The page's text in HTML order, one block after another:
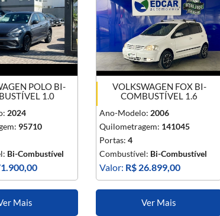
POLO BI-
1.0
2024
95710
Bi-Combustível
Mais
VOLKSWAGEN FOX BI-
COMBUSTÍVEL 1.6
Ano-Modelo: 2006
Quilometragem: 141045
Portas: 4
Combustível: Bi-Combustível
Valor: R$ 26.899,00
Ver Mais